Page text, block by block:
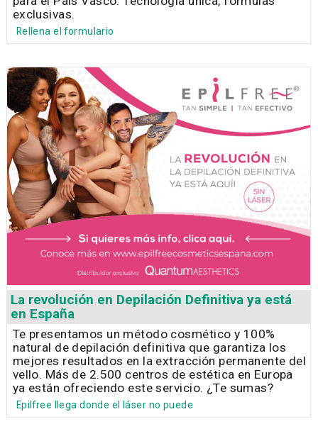
exclusivas.
Rellena el formulario
La revolución en Depilación Definitiva ya está
en España
Te presentamos un método cosmético y 100%
natural de depilación definitiva que garantiza los
mejores resultados en la extracción permanente del
vello. Más de 2.500 centros de estética en Europa
ya están ofreciendo este servicio. ¿Te sumas?
Epilfree llega donde el láser no puede